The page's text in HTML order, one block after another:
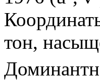
тон,